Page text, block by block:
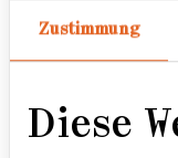
Zustimmung
Diese
den Zaun